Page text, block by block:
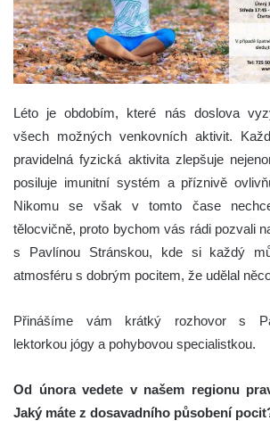
Léto je obdobím, které nás doslova
všech možných venkovních aktivit.
pravidelná fyzická aktivita zlepšuje
posiluje imunitní systém a příznivě
Nikomu se však v tomto čase
tělocvičně, proto bychom vás rádi pozvali
s Pavlínou Stránskou, kde si každý
atmosféru s dobrým pocitem, že udělal
Přinášíme vám krátký rozhovor s
lektorkou jógy a pohybovou specialistkou.
Od února vedete v našem regionu
Jaký máte z dosavadního působení